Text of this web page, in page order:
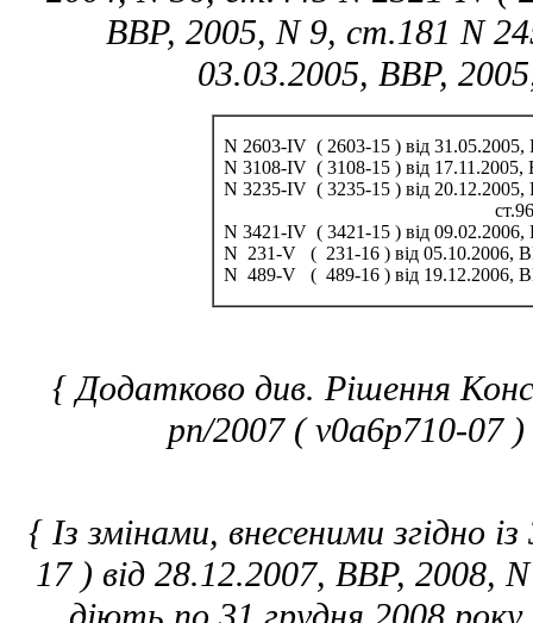
ВВР, 2005, N 9, ст.181 N
03.03.2005, ВВР,
N 2603-IV ( 2603-15 ) від 31.05.2005,
N 3108-IV ( 3108-15 ) від
N 3235-IV ( 3235-15 ) від
ст.96
N 3421-IV ( 3421-15 ) від 09.02.2006,
N 231-V ( 231-16 ) від 05.10.2006,
N 489-V ( 489-16 ) від 19.12.2006,
{ Додатково див. Рішення
рп/2007 ( v0a6p710-07
{ Із змінами, внесеними згідно
17 ) від 28.12.2007, ВВР, 2008,